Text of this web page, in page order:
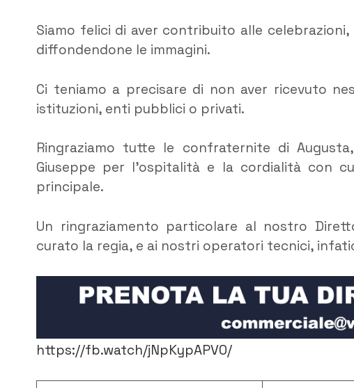
Siamo felici di aver contribuito alle
diffondendone le immagini.
Ci teniamo a precisare di non aver ricevuto
istituzioni, enti pubblici o privati.
Ringraziamo tutte le confraternite di
Giuseppe per l’ospitalità e la cordialità con
principale.
Un ringraziamento particolare al nostro
curato la regia, e ai nostri operatori tecnici,
https://fb.watch/jNpKypAPV0/